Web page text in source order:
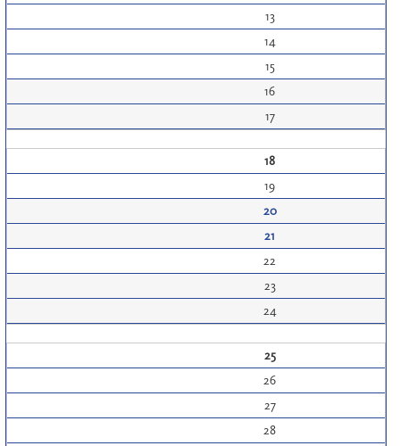
13
14
15
16
17
18
19
20
21
22
23
24
25
26
27
28